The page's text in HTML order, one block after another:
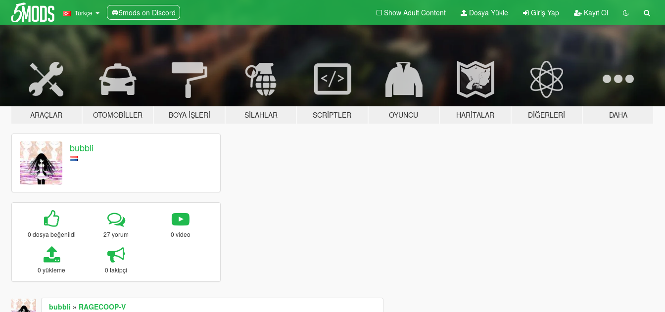
Türkçe 5mods on Discord Show Adult Content Dosya Yükle Giriş Yap Kayıt Ol
ARAÇLAR OTOMOBILLER BOYA İŞLERI SILAHLAR SCRIPTLER OYUNCU HARITALAR DIĞERLERI DAHA
bubbli
0 dosya beğenildi 27 yorum 0 video
0 yükleme 0 takipçi
bubbli » RAGECOOP-V